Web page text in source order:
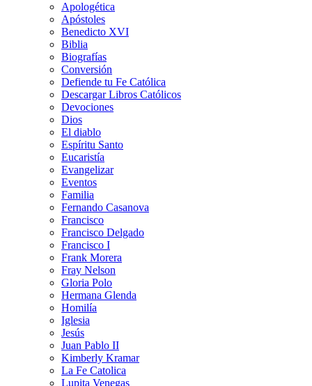
Apologética
Apóstoles
Benedicto XVI
Biblia
Biografías
Conversión
Defiende tu Fe Católica
Descargar Libros Católicos
Devociones
Dios
El diablo
Espíritu Santo
Eucaristía
Evangelizar
Eventos
Familia
Fernando Casanova
Francisco
Francisco Delgado
Francisco I
Frank Morera
Fray Nelson
Gloria Polo
Hermana Glenda
Homilía
Iglesia
Jesús
Juan Pablo II
Kimberly Kramar
La Fe Catolica
Lupita Venegas